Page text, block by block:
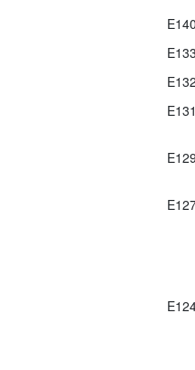
E140
E133
E132
E131
E129